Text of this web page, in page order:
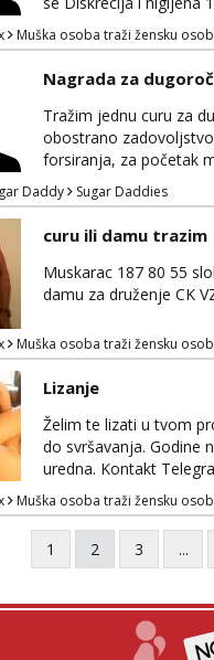
769 4920 Ja sam
Muška osoba traži žensku
Nagrada za
Tražim jednu curu za
obostrano
forsiranja, za početak
dogovor kroz
diskreciju - nisam
jednostavno tako
imam. Javite se mail,
Daddy Sugar Daddies
curu ili damu trazim
Muskarac 187 80 55
damu za druženje CK
Muška osoba traži žensku
Lizanje
Želim te lizati u tvom
do svršavanja. Godine
uredna. Kontakt
Email:
Muška osoba traži žensku
1 2 3 ...